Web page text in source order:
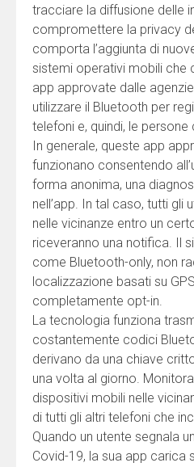
tracciare la diffusione delle
compromettere la privacy
comporta l’aggiunta di
sistemi operativi mobili che
app approvate dalle
utilizzare il Bluetooth per
telefoni e, quindi, le
In generale, queste app
funzionano consentendo
forma anonima, una
nell’app. In tal caso, tutti gli
nelle vicinanze entro un
riceveranno una notifica. Il
come Bluetooth-only, non
localizzazione basati su
completamente opt-in.
La tecnologia funziona
costantemente codici
derivano da una chiave
una volta al giorno.
dispositivi mobili nelle
di tutti gli altri telefoni che
Quando un utente segnala
Covid-19, la sua app carica